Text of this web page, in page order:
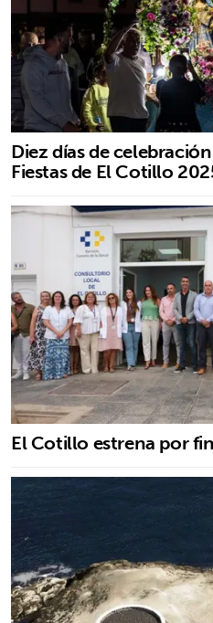
Diez días de
Fiestas de El Cotillo
El Cotillo estrena por